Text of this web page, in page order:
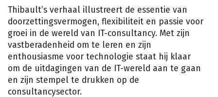
Thibault’s verhaal illustreert de essentie van
doorzettingsvermogen, flexibiliteit en passie voor
groei in de wereld van IT-consultancy. Met zijn
vastberadenheid om te leren en zijn
enthousiasme voor technologie staat hij klaar
om de uitdagingen van de IT-wereld aan te gaan
en zijn stempel te drukken op de
consultancysector.